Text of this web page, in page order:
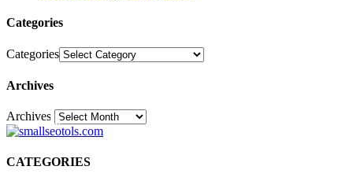
Categories
Categories
Archives
Archives30
CATEGORIES